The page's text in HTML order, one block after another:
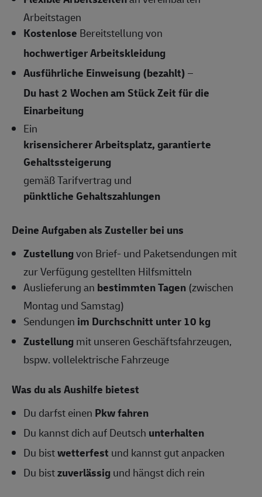
Arbeitstagen
Kostenlose Bereitstellung von
hochwertiger Arbeitskleidung
Ausführliche Einweisung (bezahlt)–
Du hast 2 Wochen am Stück Zeit für die
Einarbeitung
Ein
krisensicherer Arbeitsplatz, garantierte
Gehaltssteigerung
gemäß Tarifvertrag und
pünktliche Gehaltszahlungen
Deine Aufgaben als Zusteller bei uns
Zustellungvon Brief- und Paketsendungen mit
zur Verfügung gestellten Hilfsmitteln
Auslieferung an bestimmten Tagen (zwischen
Montag und Samstag)
Sendungen im Durchschnitt unter 10 kg
Zustellungmit unseren Geschäftsfahrzeugen,
bspw. vollelektrische Fahrzeuge
Was du als Aushilfe bietest
Du darfst einen Pkw fahren
Du kannst dich auf Deutsch unterhalten
Du bistwetterfest und kannst gut anpacken
Du bistzuverlässigund hängst dich rein